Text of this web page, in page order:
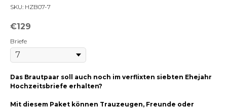
SKU: HZB07-7
€129
Briefe
Das Brautpaar soll auch noch im verflixten siebten Ehejahr
Hochzeitsbriefe erhalten?
Mit diesem Paket können Trauzeugen, Freunde oder